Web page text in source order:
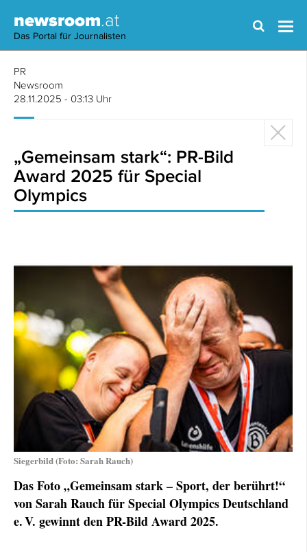
newsroom.at
Das Portal für Journalisten
PR
Newsroom
28.11.2025 - 03:13 Uhr
„Gemeinsam stark“: PR-Bild
Award 2025 für Special
Olympics
Siegerbild (Foto: Sarah Rauch)
Das Foto „Gemeinsam stark – Sport, der berührt!“
von Sarah Rauch für Special Olympics Deutschland
e. V. gewinnt den PR-Bild Award 2025.